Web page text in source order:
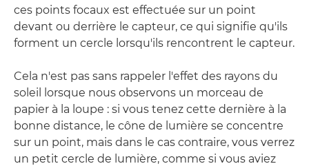
ces points focaux est effectuée sur un point
devant ou derrière le capteur, ce qui signifie qu'ils
forment un cercle lorsqu'ils rencontrent le capteur.
Cela n'est pas sans rappeler l'effet des rayons du
soleil lorsque nous observons un morceau de
papier à la loupe : si vous tenez cette dernière à la
bonne distance, le cône de lumière se concentre
sur un point, mais dans le cas contraire, vous verrez
un petit cercle de lumière, comme si vous aviez